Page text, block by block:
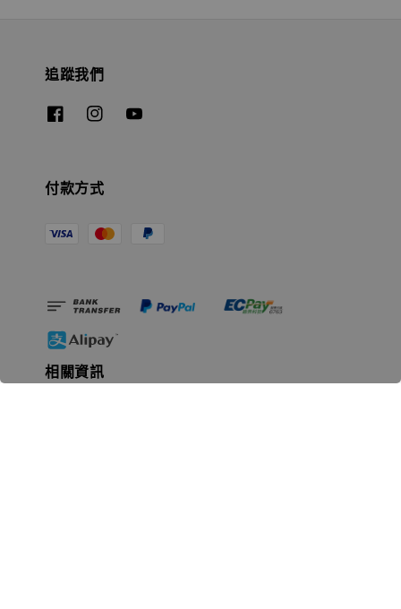
追蹤我們
付款方式
相關資訊